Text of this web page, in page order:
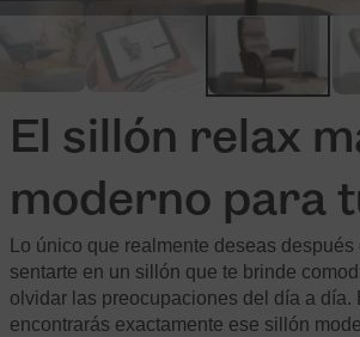
El sillón relax
moderno para
Lo único que realmente deseas
sentarte en un sillón que te brinde
olvidar las preocupaciones del día a día.
encontrarás exactamente ese sillón